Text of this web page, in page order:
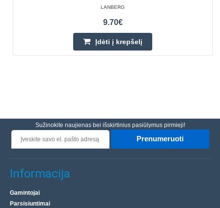
LANBERG
9.70€
Įdėti į krepšelį
Sužinokite naujienas bei išskirtinius pasiūlymus pirmieji!
Prenumeruoti
Informacija
Gamintojai
Parsisiuntimai